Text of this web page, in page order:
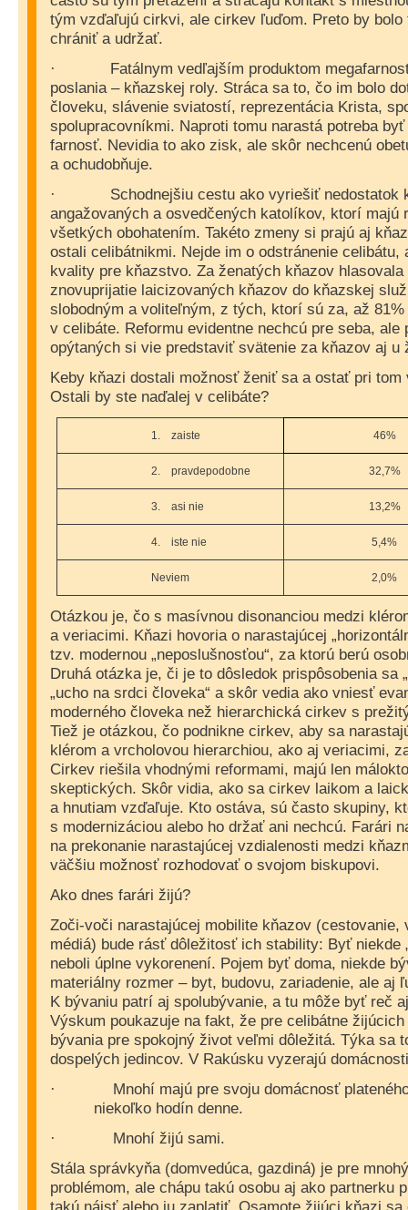
tým vzďaľujú cirkvi, ale cirkev ľuďom. Preto by
chrániť a udržať.
·
Fatálnym vedľajším produktom
poslania – kňazskej roly. Stráca sa to, čo im bolo
človeku, slávenie sviatostí, reprezentácia Krista,
spolupracovníkmi. Naproti tomu narastá potreba
farnosť. Nevidia to ako zisk, ale skôr nechcenú
a ochudobňuje.
·
Schodnejšiu cestu ako vyriešiť nedostatok
angažovaných a osvedčených katolíkov, ktorí majú
všetkých obohatením. Takéto zmeny si prajú aj
ostali celibátnikmi. Nejde im o odstránenie
kvality pre kňazstvo. Za ženatých kňazov
znovuprijatie laicizovaných kňazov do kňazskej
slobodným a voliteľným, z tých, ktorí sú za, až
v celibáte. Reformu evidentne nechcú pre seba, ale
opýtaných si vie predstaviť svätenie za kňazov aj u
Keby kňazi dostali možnosť ženiť sa a ostať pri
Ostali by ste naďalej v celibáte?
1. zaiste 46%
2. pravdepodobne 32,7%
3. asi nie 13,2%
4. iste nie 5,4%
Neviem 2,0%
Otázkou je, čo s masívnou disonanciou medzi
a veriacimi. Kňazi hovoria o narastajúcej
tzv. modernou „neposlušnosťou“, za ktorú berú
Druhá otázka je, či je to dôsledok prispôsobenia sa
„ucho na srdci človeka“ a skôr vedia ako vniesť
moderného človeka než hierarchická cirkev s
Tiež je otázkou, čo podnikne cirkev, aby sa
klérom a vrcholovou hierarchiou, ako aj veriacimi,
Cirkev riešila vhodnými reformami, majú len
skeptických. Skôr vidia, ako sa cirkev laikom a
a hnutiam vzďaľuje. Kto ostáva, sú často skupiny,
s modernizáciou alebo ho držať ani nechcú. Farári
na prekonanie narastajúcej vzdialenosti medzi
väčšiu možnosť rozhodovať o svojom biskupovi.
Ako dnes farári žijú?
Zoči-voči narastajúcej mobilite kňazov (cestovanie,
médiá) bude rásť dôležitosť ich stability: Byť niekde
neboli úplne vykorenení. Pojem byť doma, niekde
materiálny rozmer – byt, budovu, zariadenie, ale aj
K bývaniu patrí aj spolubývanie, a tu môže byť reč
Výskum poukazuje na fakt, že pre celibátne
bývania pre spokojný život veľmi dôležitá. Týka sa
dospelých jedincov. V Rakúsku vyzerajú
·
Mnohí majú pre svoju domácnosť
niekoľko hodín denne.
·
Mnohí žijú sami.
Stála správkyňa (domvedúca, gazdiná) je pre
problémom, ale chápu takú osobu aj ako partnerku
takú nájsť alebo ju zaplatiť. Osamote žijúci kňazi